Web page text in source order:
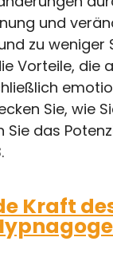
und
zu
Vorteile,
Sie, wie
Sie das
Kraft